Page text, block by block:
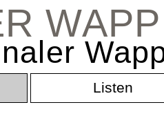
Listen